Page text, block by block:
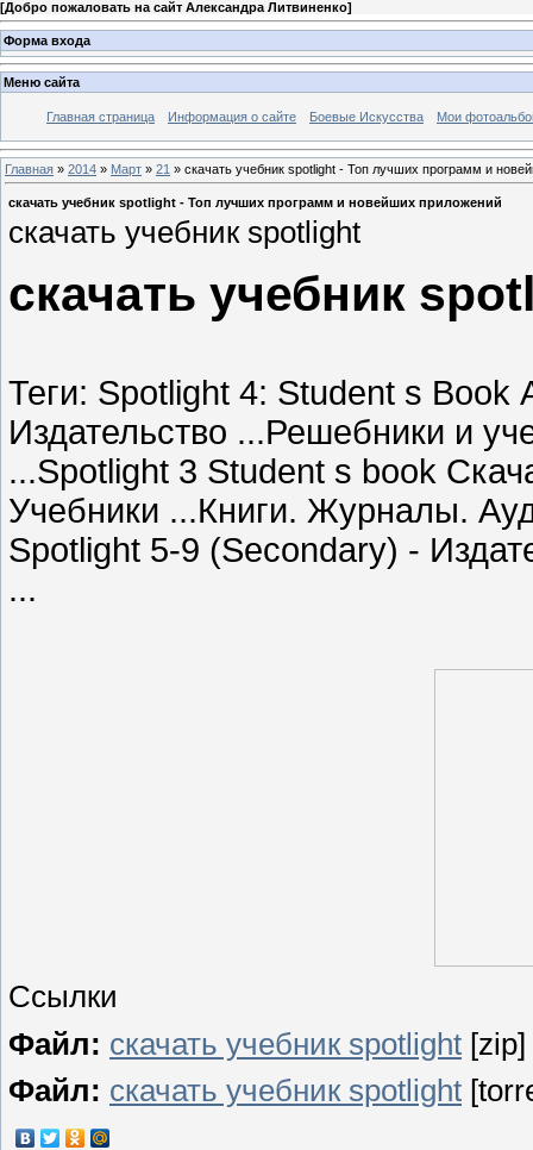
[Добро пожаловать на сайт Александра Литвиненко]
Форма входа
Меню сайта
Главная страница Информация о сайте Боевые Искусства Мои
Главная » 2014 » Март » 21 » скачать учебник spotlight - Топ лучших программ и
скачать учебник spotlight - Топ лучших программ и новейших приложений
скачать учебник spotlight
скачать учебник
Теги: Spotlight 4: Student s Book
Издательство ...Решебники и
...Spotlight 3 Student s book
Учебники ...Книги. Журналы.
Spotlight 5-9 (Secondary) -
...
Ссылки
Файл: скачать учебник spotlight
Файл: скачать учебник spotlight